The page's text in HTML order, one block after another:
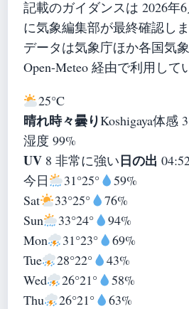
記載のガイダンスは 2026年6
に気象編集部が最終確認しま
データは気象庁ほか各国気
Open-Meteo 経由で利用して
25°C
晴れ時々曇りKoshigaya体感
湿度 99%
UV 8 非常に強い日の出
今日
31°25°
59%
Sat
33°25°
76%
Sun
33°24°
94%
Mon
31°23°
69%
Tue
28°22°
43%
Wed
26°21°
58%
Thu
26°21°
63%